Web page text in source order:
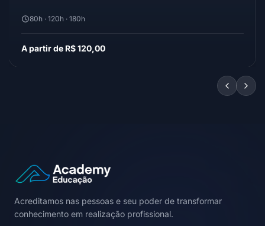
80h · 120h · 180h
A partir de R$ 120,00
Acreditamos nas pessoas e seu poder de transformar
conhecimento em realização profissional.